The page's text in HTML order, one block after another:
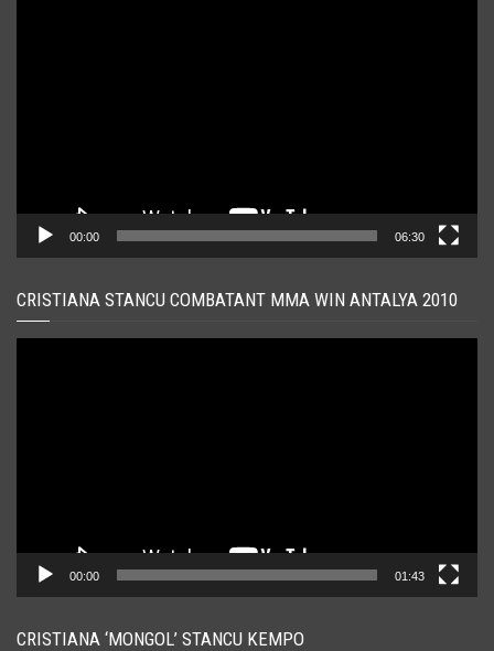
00:00 06:30
CRISTIANA STANCU COMBATANT MMA WIN ANTALYA 2010
00:00 01:43
CRISTIANA ‘MONGOL’ STANCU KEMPO